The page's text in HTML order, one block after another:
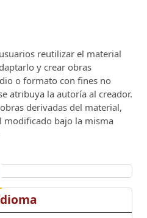
reutilizar el material
y crear obras
o formato con fines no
atribuya la autoría al creador.
derivadas del material,
modificado bajo la misma